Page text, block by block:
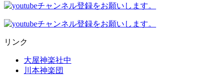
リンク
大屋神楽社中
川本神楽団